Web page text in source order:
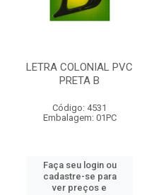
LETRA COLONIAL PVC
PRETA B
Código: 4531
Embalagem: 01PC
Faça seu login ou
cadastre-se para
ver preços e